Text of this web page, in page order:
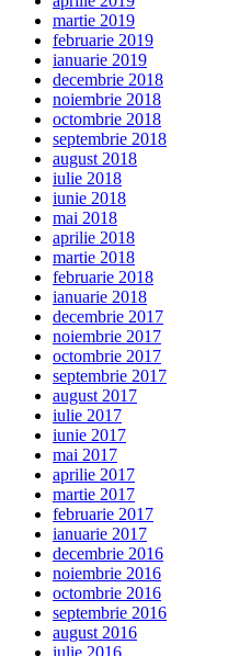
martie 2019
februarie 2019
ianuarie 2019
decembrie 2018
noiembrie 2018
octombrie 2018
septembrie 2018
august 2018
iulie 2018
iunie 2018
mai 2018
aprilie 2018
martie 2018
februarie 2018
ianuarie 2018
decembrie 2017
noiembrie 2017
octombrie 2017
septembrie 2017
august 2017
iulie 2017
iunie 2017
mai 2017
aprilie 2017
martie 2017
februarie 2017
ianuarie 2017
decembrie 2016
noiembrie 2016
octombrie 2016
septembrie 2016
august 2016
iulie 2016